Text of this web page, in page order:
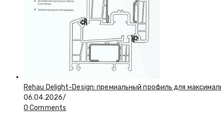
Rehau Delight-Design: премиальный профиль для
06.04.2026/
0 Comments